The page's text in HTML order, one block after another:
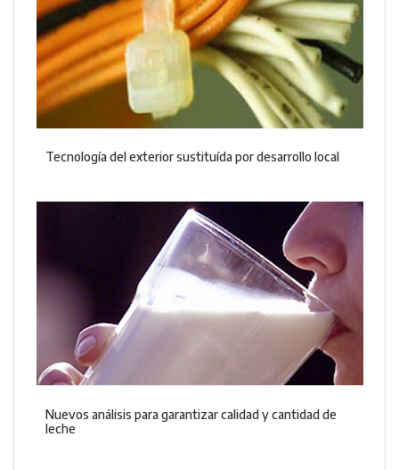
Tecnología del exterior sustituída por desarrollo local
Nuevos análisis para garantizar calidad y cantidad de
leche